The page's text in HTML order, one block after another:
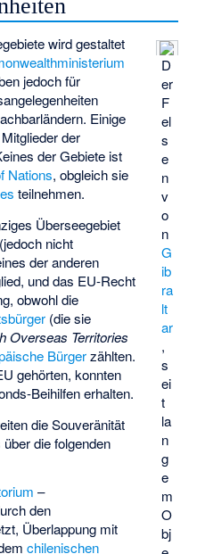
D
er
F
el
s
e
n
v
o
n
G
ib
ra
lt
ar
,
s
ei
t
la
n
g
e
m
O
bj
wird gestaltet
jedoch für
Einige
der
der Gebiete ist
Nations, obgleich sie
teilnehmen.
Überseegebiet
(jedoch nicht
der anderen
und das EU-Recht
obwohl die
(die sie
Overseas Territories
Bürgerzählten.
gehörten, konnten
Beihilfen erhalten.
die Souveränität
die folgenden
–
den
Überlappung mit
chilenischen